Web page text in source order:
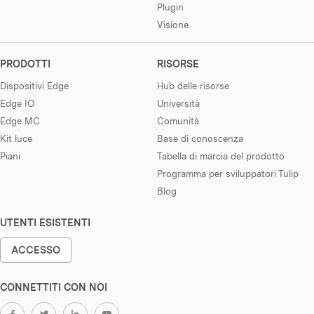
Plugin
Visione
PRODOTTI
Dispositivi Edge
Edge IO
Edge MC
Kit luce
Piani
RISORSE
Hub delle risorse
Università
Comunità
Base di conoscenza
Tabella di marcia del prodotto
Programma per sviluppatori Tulip
Blog
UTENTI ESISTENTI
ACCESSO
CONNETTITI CON NOI